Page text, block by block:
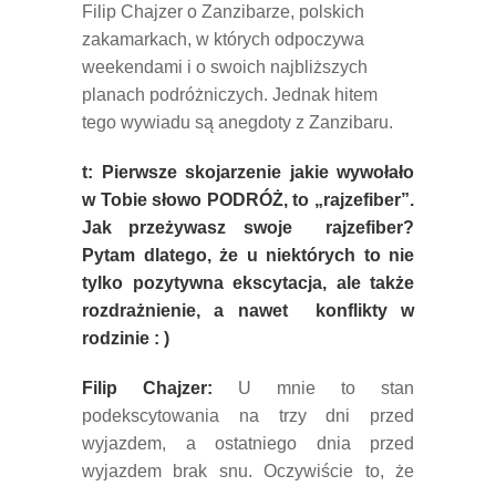
Filip Chajzer o Zanzibarze, polskich
zakamarkach, w których odpoczywa
weekendami i o swoich najbliższych
planach podróżniczych. Jednak hitem
tego wywiadu są anegdoty z Zanzibaru.
t: Pierwsze skojarzenie jakie wywołało
w Tobie słowo PODRÓŻ, to „rajzefiber”.
Jak przeżywasz swoje
rajzefiber?
Pytam dlatego, że u niektórych to nie
tylko pozytywna ekscytacja, ale także
rozdrażnienie, a nawet konflikty w
rodzinie : )
Filip Chajzer: U mnie to stan
podekscytowania na trzy dni przed
wyjazdem, a ostatniego dnia przed
wyjazdem brak snu. Oczywiście to, że